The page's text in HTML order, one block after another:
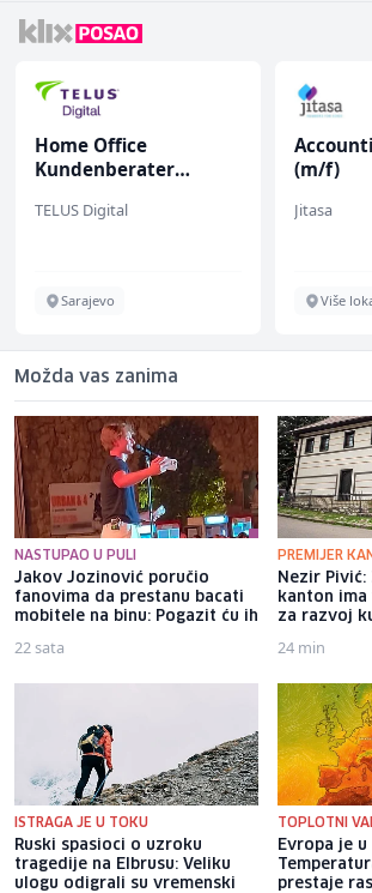
Home Office
Kundenberater
TELUS Digital
Sarajevo
(m/f)
Jitasa
Više
Možda vas zanima
NASTUPAO U PULI
Jakov Jozinović poručio
fanovima da prestanu bacati
mobitele na binu: Pogazit ću ih
22 sata
PREMIJER
Nezir
kanton ima
za razvoj
24 min
ISTRAGA JE U TOKU
Ruski spasioci o uzroku
tragedije na Elbrusu: Veliku
ulogu odigrali su vremenski
TOPLOTNI
Evropa je
prestaje